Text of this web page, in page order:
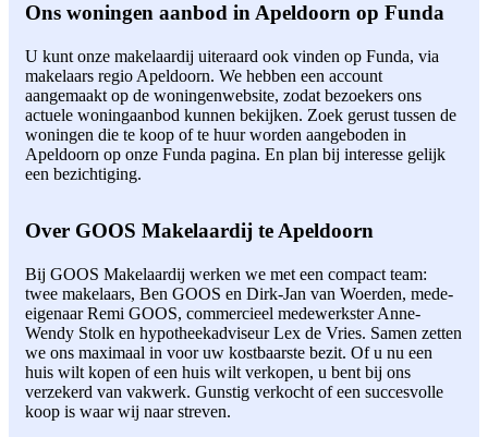
Ons woningen aanbod in Apeldoorn op Funda
U kunt onze makelaardij uiteraard ook vinden op Funda, via
makelaars regio Apeldoorn. We hebben een account
aangemaakt op de woningenwebsite, zodat bezoekers ons
actuele woningaanbod kunnen bekijken. Zoek gerust tussen de
woningen die te koop of te huur worden aangeboden in
Apeldoorn op onze Funda pagina. En plan bij interesse gelijk
een bezichtiging.
Over GOOS Makelaardij te Apeldoorn
Bij GOOS Makelaardij werken we met een compact team:
twee makelaars, Ben GOOS en Dirk-Jan van Woerden, mede-
eigenaar Remi GOOS, commercieel medewerkster Anne-
Wendy Stolk en hypotheekadviseur Lex de Vries. Samen zetten
we ons maximaal in voor uw kostbaarste bezit. Of u nu een
huis wilt kopen of een huis wilt verkopen, u bent bij ons
verzekerd van vakwerk. Gunstig verkocht of een succesvolle
koop is waar wij naar streven.